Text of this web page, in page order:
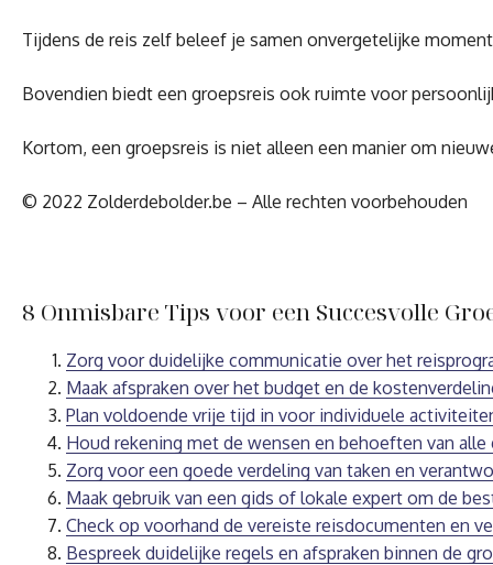
Tijdens de reis zelf beleef je samen onvergetelijke
Bovendien biedt een groepsreis ook ruimte voor
Kortom, een groepsreis is niet alleen een manier om
© 2022 Zolderdebolder.be – Alle rechten voorbehouden
8 Onmisbare Tips voor een Succesvolle
Zorg voor duidelijke communicatie over het
Maak afspraken over het budget en de
Plan voldoende vrije tijd in voor individuele
Houd rekening met de wensen en behoeften van alle
Zorg voor een goede verdeling van taken en
Maak gebruik van een gids of lokale expert om de
Check op voorhand de vereiste reisdocumenten en
Bespreek duidelijke regels en afspraken binnen de